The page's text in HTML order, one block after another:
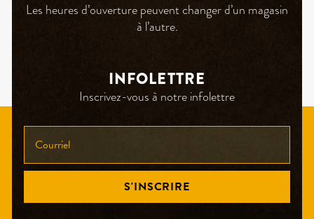
Les heures d’ouverture peuvent changer d’un magasin
à l’autre.
INFOLETTRE
Inscrivez-vous à notre infolettre
VOUS
À
NOTRE
S'INSCRIRE